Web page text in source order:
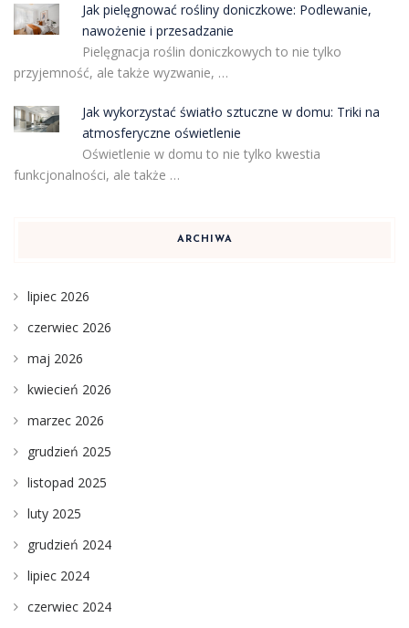
Jak pielęgnować rośliny doniczkowe: Podlewanie,
nawożenie i przesadzanie
Pielęgnacja roślin doniczkowych to nie tylko
przyjemność, ale także wyzwanie, …
Jak wykorzystać światło sztuczne w domu: Triki na
atmosferyczne oświetlenie
Oświetlenie w domu to nie tylko kwestia
funkcjonalności, ale także …
ARCHIWA
lipiec 2026
czerwiec 2026
maj 2026
kwiecień 2026
marzec 2026
grudzień 2025
listopad 2025
luty 2025
grudzień 2024
lipiec 2024
czerwiec 2024